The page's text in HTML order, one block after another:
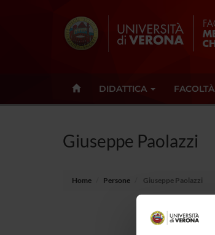
DIDATTICA FACOLTÀ
Giuseppe Paolazzi
Home Persone Giuseppe Paolazzi